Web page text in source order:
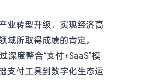
业转型升级，实现经济高
所取得成绩的肯定。
度整合“支付+SaaS”模
支付工具到数字化生态运